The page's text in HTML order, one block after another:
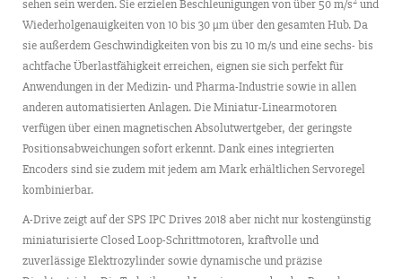
sehen sein werden. Sie erzielen Beschleunigungen von über 50 m/s und
Wiederholgenauigkeiten von 10 bis 30 µm über den gesamten Hub. Da
sie außerdem Geschwindigkeiten von bis zu 10 m/s und eine sechs- bis
achtfache Überlastfähigkeit erreichen, eignen sie sich perfekt für
Anwendungen in der Medizin- und Pharma-Industrie sowie in allen
anderen automatisierten Anlagen. Die Miniatur-Linearmotoren
verfügen über einen magnetischen Absolutwertgeber, der geringste
Positionsabweichungen sofort erkennt. Dank eines integrierten
Encoders sind sie zudem mit jedem am Mark erhältlichen Servoregel
kombinierbar.
A-Drive zeigt auf der SPS IPC Drives 2018 aber nicht nur kostengünstig
miniaturisierte Closed Loop-Schrittmotoren, kraftvolle und
zuverlässige Elektrozylinder sowie dynamische und präzise